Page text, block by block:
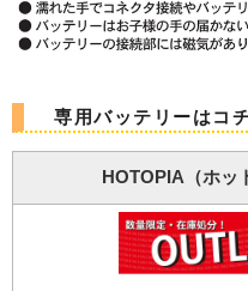
専用バッテリーはコ
HOTOPIA（ホッ